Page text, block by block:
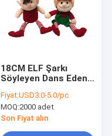
18CM ELF Şarkı
Söyleyen Dans Eden
Hayvanlar
Fiyat:USD3.0-5.0/pc
MOQ:2000 adet
Son Fiyat alın